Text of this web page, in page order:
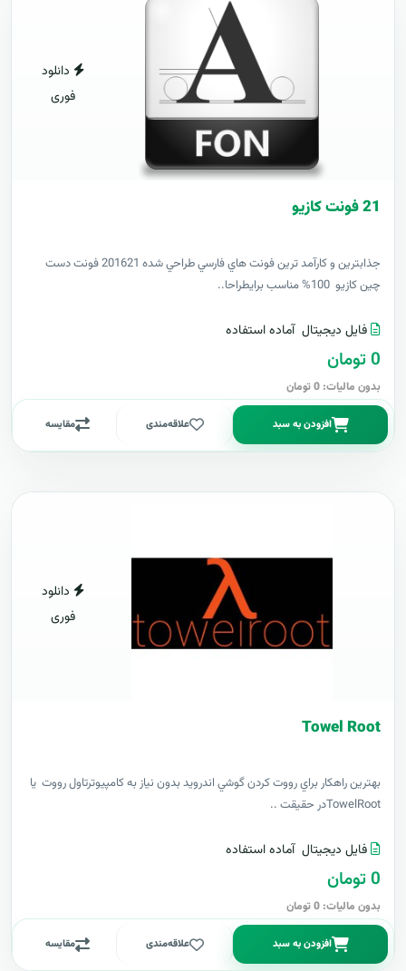
دانلود
فوری
21 فونت کازيو
جذابترين و کارآمد ترين فونت هاي فارسي طراحي شده 201621 فونت دست
چين کازيو 100% مناسب برايطراحا..
فایل دیجیتال آماده استفاده
0 تومان
بدون مالیات: 0 تومان
افزودن به سبد علاقه‌مندی مقایسه
دانلود
فوری
Towel Root
بهترين راهکار براي رووت کردن گوشي اندرويد بدون نياز به کامپيوترتاول رووت يا
TowelRootدر حقيقت ..
فایل دیجیتال آماده استفاده
0 تومان
بدون مالیات: 0 تومان
افزودن به سبد علاقه‌مندی مقایسه